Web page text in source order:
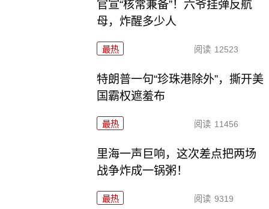
官宣“核常兼备”！六爷挂弹反航
母，炸醒多少人
最热 阅读 12523
特朗普一句“珍珠港除外”，撕开美
国霸权遮羞布
最热 阅读 11456
里海一声巨响，这次差点把两场
战争炸成一锅粥！
最热 阅读 9319